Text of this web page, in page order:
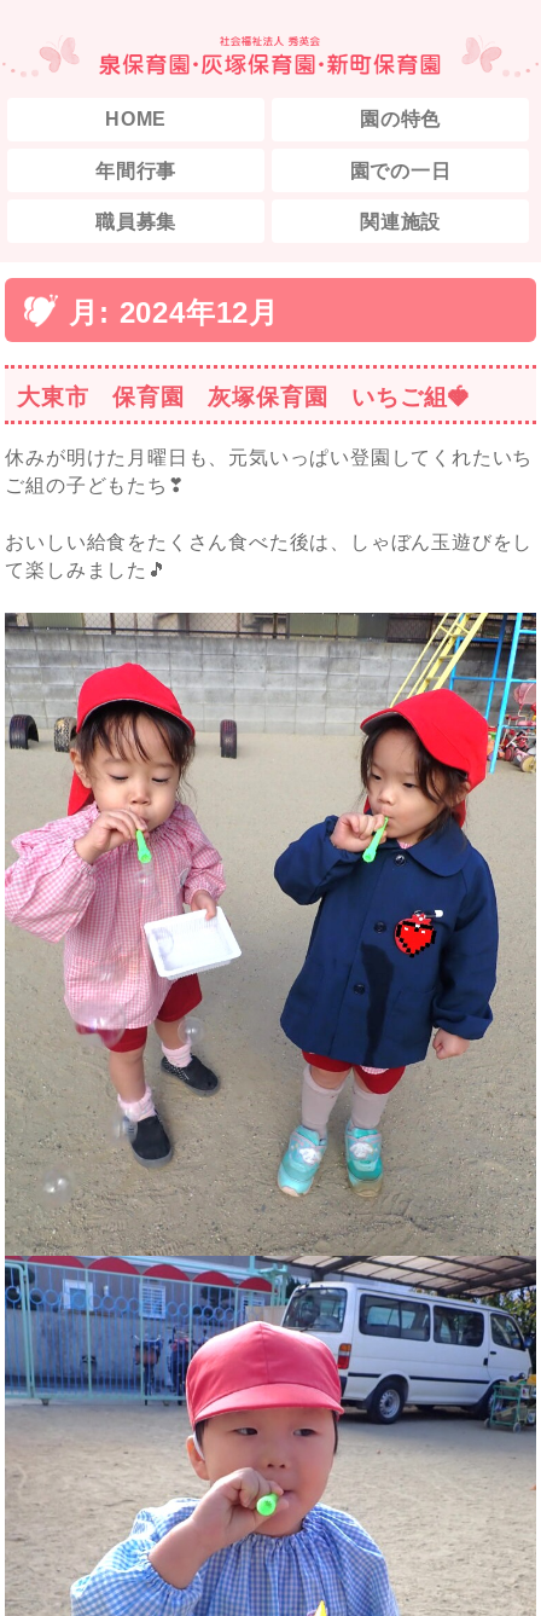
HOME 園の特色
年間行事 園での一日
職員募集 関連施設
月: 2024年12月
大東市 保育園 灰塚保育園 いちご組🍓
休みが明けた月曜日も、元気いっぱい登園してくれたいち
ご組の子どもたち❣
おいしい給食をたくさん食べた後は、しゃぼん玉遊びをし
て楽しみました🎵